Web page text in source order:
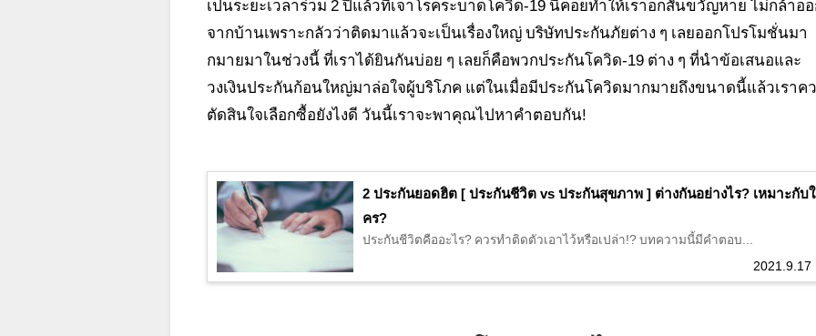
เป็นระยะเวลาร่วม 2 ปีแล้วที่เจาโรคระบาดโควิด-19 นี้คอยทำให้เราอกสั่นขวัญหาย ไม่กล้าออ
จากบ้านเพราะกลัวว่าติดมาแล้วจะเป็นเรื่องใหญ่ บริษัทประกันภัยต่าง ๆ เลยออกโปรโมชั่นมา
กมายมาในช่วงนี้ ที่เราได้ยินกันบ่อย ๆ เลยก็คือพวกประกันโควิด-19 ต่าง ๆ ที่นำข้อเสนอและ
วงเงินประกันก้อนใหญ่มาล่อใจผู้บริโภค แต่ในเมื่อมีประกันโควิดมากมายถึงขนาดนี้แล้วเราค
ตัดสินใจเลือกซื้อยังไงดี วันนี้เราจะพาคุณไปหาคำตอบกัน!
2 ประกันยอดฮิต [ ประกันชีวิต vs ประกันสุขภาพ ] ต่างกันอย่างไร? เหมาะกับใ
คร?
2021.9.17
ประกันชีวิตคืออะไร? ควรทำติดตัวเอาไว้หรือเปล่า!? บทความนี้มีคำตอบ...